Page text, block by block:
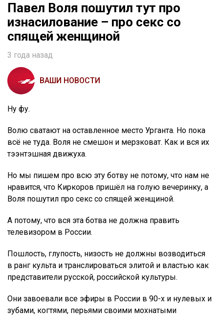
Павел Воля пошутил тут про
изнасилование – про секс со
спящей женщиной
3 года назад
ВАШИ НОВОСТИ
Ну фу.
Волю сватают на оставленное место Урганта. Но пока
всё не туда. Воля не смешон и мерзковат. Как и вся их
тээнтэшная движуха.
Но мы пишем про всю эту ботву не потому, что нам не
нравится, что Киркоров пришёл на голую вечеринку, а
Воля пошутил про секс со спящей женщиной.
А потому, что вся эта ботва не должна править
телевизором в России.
Пошлость, глупость, низость не должны возводиться
в ранг культа и транслироваться элитой и властью как
представители русской, российской культуры.
Они завоевали все эфиры в России в 90-х и нулевых и
зубами, когтями, перьями своими мохнатыми